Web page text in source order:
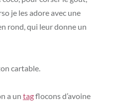
je les adore avec une
rond, qui leur donne un
cartable.
a un tagflocons d’avoine